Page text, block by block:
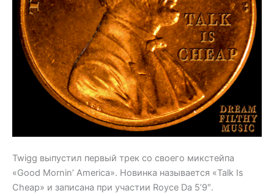
Twigg выпустил первый трек со своего микстейпа
«Good Mornin’ America». Новинка называется «Talk Is
Cheap» и записана при участии Royce Da 5’9″.